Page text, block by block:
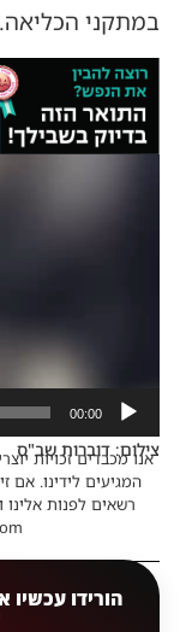
במתקני הכליאה.
00:00
צילום: דוברות שב"ס
אנו מכבדים זכויות
המגיעים לידינו. אם
רשאים לפנות
הורידו